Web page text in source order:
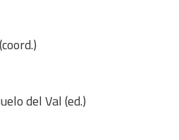
del Val (ed.)